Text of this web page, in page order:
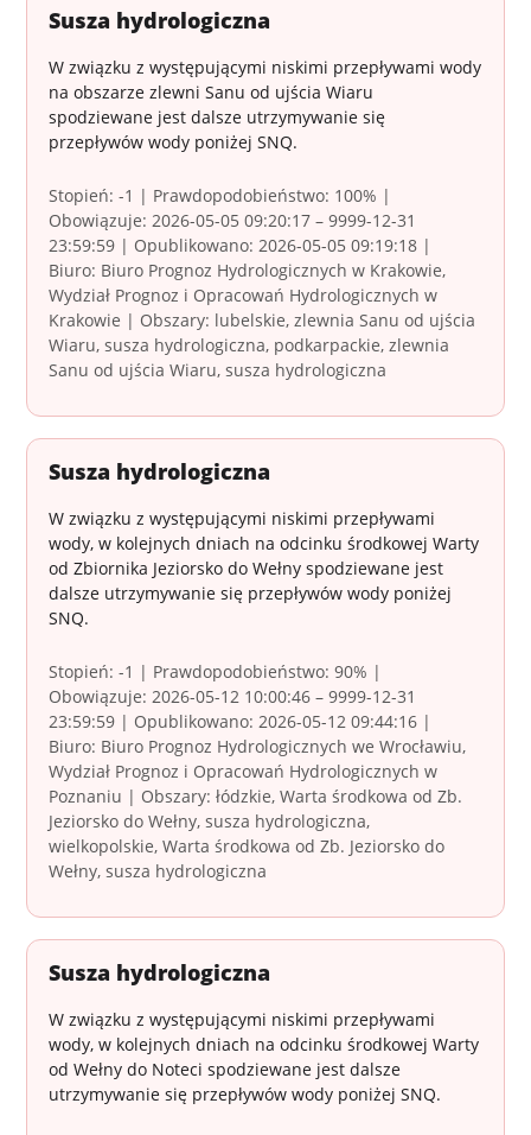
Susza hydrologiczna
W związku z występującymi niskimi przepływami wody
na obszarze zlewni Sanu od ujścia Wiaru
spodziewane jest dalsze utrzymywanie się
przepływów wody poniżej SNQ.
Stopień: -1 | Prawdopodobieństwo: 100% |
Obowiązuje: 2026-05-05 09:20:17 – 9999-12-31
23:59:59 | Opublikowano: 2026-05-05 09:19:18 |
Biuro: Biuro Prognoz Hydrologicznych w Krakowie,
Wydział Prognoz i Opracowań Hydrologicznych w
Krakowie | Obszary: lubelskie, zlewnia Sanu od ujścia
Wiaru, susza hydrologiczna, podkarpackie, zlewnia
Sanu od ujścia Wiaru, susza hydrologiczna
Susza hydrologiczna
W związku z występującymi niskimi przepływami
wody, w kolejnych dniach na odcinku środkowej Warty
od Zbiornika Jeziorsko do Wełny spodziewane jest
dalsze utrzymywanie się przepływów wody poniżej
SNQ.
Stopień: -1 | Prawdopodobieństwo: 90% |
Obowiązuje: 2026-05-12 10:00:46 – 9999-12-31
23:59:59 | Opublikowano: 2026-05-12 09:44:16 |
Biuro: Biuro Prognoz Hydrologicznych we Wrocławiu,
Wydział Prognoz i Opracowań Hydrologicznych w
Poznaniu | Obszary: łódzkie, Warta środkowa od Zb.
Jeziorsko do Wełny, susza hydrologiczna,
wielkopolskie, Warta środkowa od Zb. Jeziorsko do
Wełny, susza hydrologiczna
Susza hydrologiczna
W związku z występującymi niskimi przepływami
wody, w kolejnych dniach na odcinku środkowej Warty
od Wełny do Noteci spodziewane jest dalsze
utrzymywanie się przepływów wody poniżej SNQ.